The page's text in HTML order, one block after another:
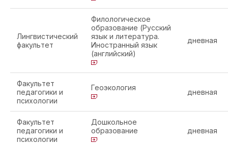
Лингвистический
факультет
Филологическое
образование (Русский
язык и литература.
Иностранный язык
(английский)
дневная
Факультет
педагогики и
психологии
Геоэкология
дневная
Факультет
педагогики и
психологии
Дошкольное
образование
дневная